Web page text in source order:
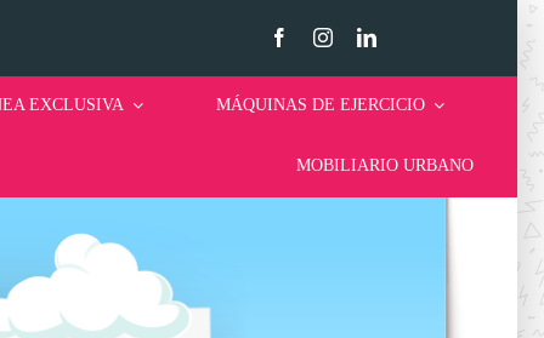
EXCLUSIVA MÁQUINAS DE EJERCICIO
MOBILIARIO URBANO